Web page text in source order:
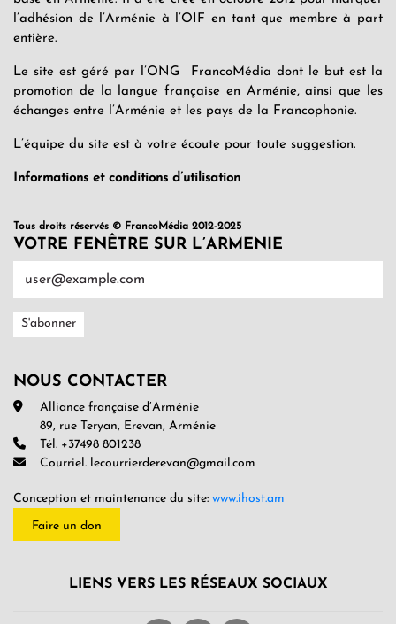
l’adhésion de l’Arménie à l’OIF en tant que membre à part
entière.
Le site est géré par l’ONG FrancoMédia dont le but est la
promotion de la langue française en Arménie, ainsi que les
échanges entre l’Arménie et les pays de la Francophonie.
L’équipe du site est à votre écoute pour toute suggestion.
Informations et conditions d’utilisation
Tous droits réservés © FrancoMédia 2012-2025
VOTRE FENÊTRE SUR L’ARMENIE
NOUS CONTACTER
Alliance française d’Arménie
89, rue Teryan, Erevan, Arménie
Tél. +37498 801238
Courriel. lecourrierderevan@gmail.com
Conception et maintenance du site: www.ihost.am
Faire un don
LIENS VERS LES RÉSEAUX SOCIAUX